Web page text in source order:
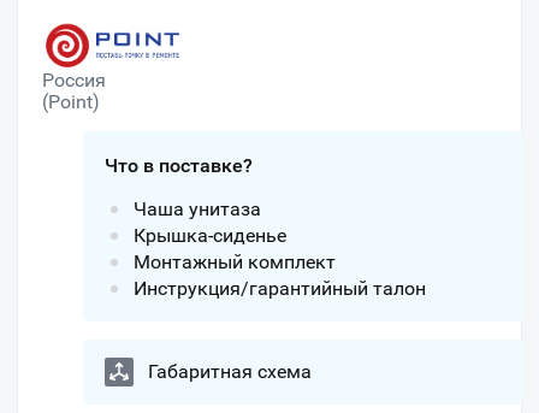
Россия
(Point)
Что в поставке?
Чаша унитаза
Крышка-сиденье
Монтажный комплект
Инструкция/гарантийный талон
Габаритная схема